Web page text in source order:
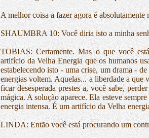
A melhor coisa a fazer agora é
SHAUMBRA 10: Você diria isto a minha
TOBIAS: Certamente. Mas o que você
artifício da Velha Energia que os humanos
estabelecendo isto - uma crise, um drama -
energias voltem. Aquelas... a liberdade a que
ficar desesperada prestes a, você sabe,
mágica. A solução aparece. Ela esteve
energia intensa. É um artifício da Velha
LINDA: Então você está procurando um